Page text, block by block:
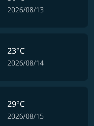
2026/08/13
23°C
2026/08/14
29°C
2026/08/15